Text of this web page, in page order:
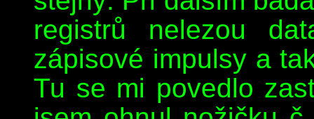
registrů nelezou
zápisové impulsy a
Tu se mi povedlo